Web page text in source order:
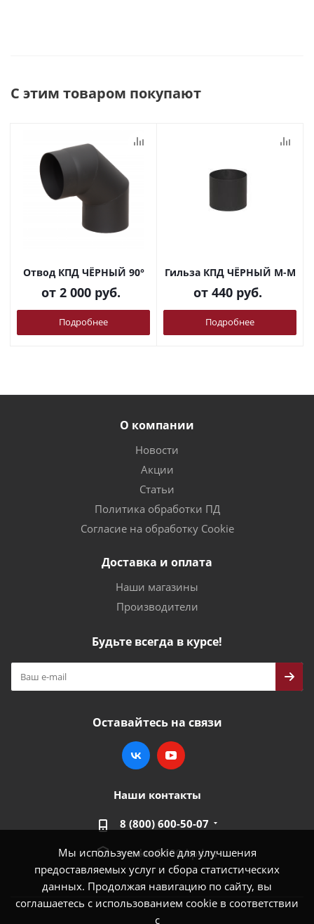
Мы используем cookie для улучшения
предоставляемых услуг и сбора статистических
данных. Продолжая навигацию по сайту, вы
соглашаетесь с использованием cookie в соответствии
с
С этим товаром покупают
Отвод КПД ЧЁРНЫЙ 90°
от 2 000 руб.
Подробнее
Гильза КПД ЧЁРНЫЙ М-М
от 440 руб.
Подробнее
О компании
Новости
Акции
Статьи
Политика обработки ПД
Согласие на обработку Cookie
Доставка и оплата
Наши магазины
Производители
Будьте всегда в курсе!
Оставайтесь на связи
Наши контакты
8 (800) 600-50-07
market@100-kpd.ru